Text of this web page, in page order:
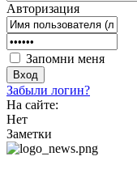
Авторизация
Запомни меня
Забыли логин?
На сайте:
Нет
Заметки